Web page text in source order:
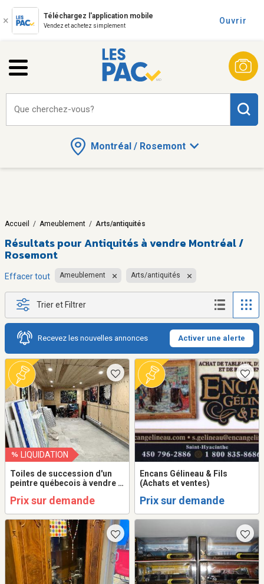
Téléchargez l'application mobile
Vendez et achetez simplement
Ouvrir
Montréal / Rosemont
Que cherchez-vous?
Accueil / Ameublement / Arts/antiquités
Résultats pourAntiquités à vendre Montréal /
Rosemont
Effacer tout Ameublement Arts/antiquités
Trier et Filtrer
Recevez les nouvelles annonces Activer une alerte
LIQUIDATION
Toiles de succession d'un
peintre québecois à vendre à
Prix sur demande
Encans Gélineau & Fils
(Achats et ventes)
Prix sur demande